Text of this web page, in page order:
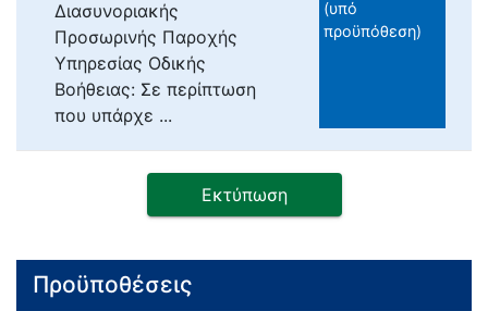
Διασυνοριακής
Προσωρινής Παροχής
Υπηρεσίας Οδικής
Βοήθειας: Σε περίπτωση
που υπάρχε ...
(υπό
προϋπόθεση)
Εκτύπωση
Προϋποθέσεις